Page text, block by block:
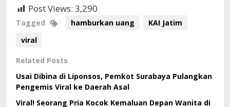
Post Views: 3,290
Tagged hamburkan uang
KAI Jatim
viral
Related Posts
Usai Dibina di Liponsos, Pemkot Surabaya Pulangkan
Pengemis Viral ke Daerah Asal
Viral! Seorang Pria Kocok Kemaluan Depan Wanita di